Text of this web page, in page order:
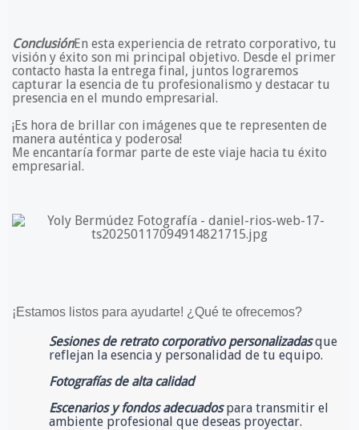
ConclusiónEn esta experiencia de retrato corporativo, tu
visión y éxito son mi principal objetivo. Desde el primer
contacto hasta la entrega final, juntos lograremos
capturar la esencia de tu profesionalismo y destacar tu
presencia en el mundo empresarial.
¡Es hora de brillar con imágenes que te representen de
manera auténtica y poderosa!
Me encantaría formar parte de este viaje hacia tu éxito
empresarial.
¡Estamos listos para ayudarte! ¿Qué te ofrecemos?
Sesiones de retrato corporativo personalizadasque
reflejan la esencia y personalidad de tu equipo.
Fotografías de alta calidad
Escenarios y fondos adecuadospara transmitir el
ambiente profesional que deseas proyectar.